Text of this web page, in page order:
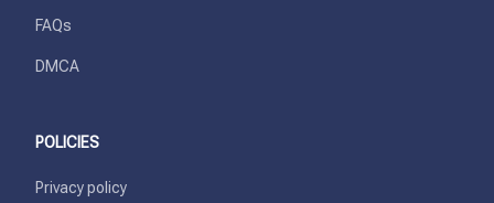
FAQs
DMCA
POLICIES
Privacy policy